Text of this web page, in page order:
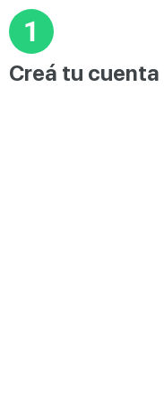
Creá tu cuenta